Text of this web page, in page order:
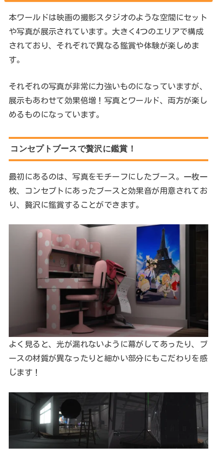
本ワールドは映画の撮影スタジオのような空間にセット
や写真が展示されています。大きく4つのエリアで構成
されており、それぞれで異なる鑑賞や体験が楽しめま
す。
それぞれの写真が非常に力強いものになっていますが、
展示もあわせて効果倍増！写真とワールド、両方が楽し
めるものになっています。
コンセプトブースで贅沢に鑑賞！
最初にあるのは、写真をモチーフにしたブース。一枚一
枚、コンセプトにあったブースと効果音が用意されてお
り、贅沢に鑑賞することができます。
よく見ると、光が漏れないように幕がしてあったり、ブ
ースの材質が異なったりと細かい部分にもこだわりを感
じます！